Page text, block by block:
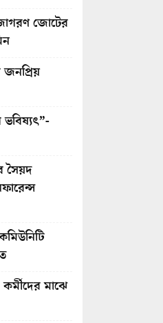
জোটের
জনপ্রিয়
ভবিষ্যৎ”-
সৈয়দ
মাঝে